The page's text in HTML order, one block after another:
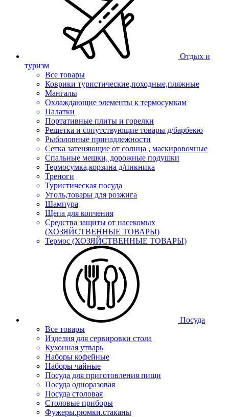
Отдых и
туризм
Все товары
Коврики туристические,походные,пляжные
Мангалы
Охлаждающие элементы к термосумкам
Палатки
Портативные плиты и горелки
Решетка и сопутствующие товары д/барбекю
Рыболовные принадлежности
Сетка затеняющие от солнца , маскировочные
Спальные мешки, дорожные подушки
Термосумка,корзина д/пикника
Треноги
Туристическая посуда
Уголь,товары для розжига
Шампура
Щепа для копчения
Средства защиты от насекомых
(ХОЗЯЙСТВЕННЫЕ ТОВАРЫ)
Термос (ХОЗЯЙСТВЕННЫЕ ТОВАРЫ)
Посуда
Все товары
Изделия для сервировки стола
Кухонная утварь
Наборы кофейные
Наборы чайные
Посуда для приготовления пищи
Посуда одноразовая
Посуда столовая
Столовые приборы
Фужеры.рюмки.стаканы